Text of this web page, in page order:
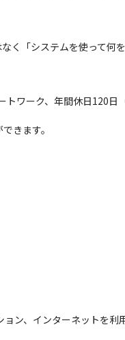
く「システムを使って何
ワーク、年間休日120日
きます。
ン、インターネットを利